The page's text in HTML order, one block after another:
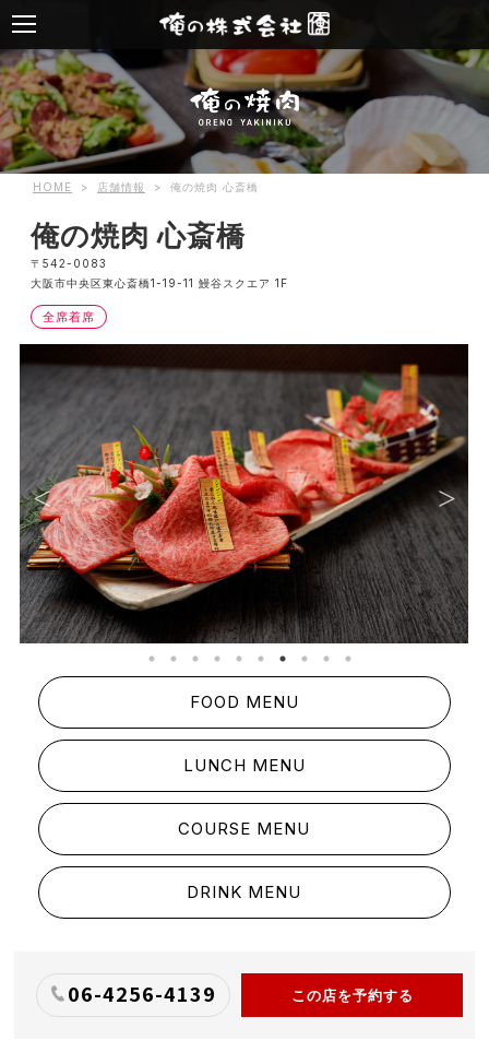
HOME > 店舗情報 > 俺の焼肉 心斎橋
俺の焼肉 心斎橋
〒542-0083
大阪市中央区東心斎橋1-19-11 鰻谷スクエア 1F
全席着席
FOOD MENU
LUNCH MENU
COURSE MENU
DRINK MENU
06-4256-4139 この店を予約する